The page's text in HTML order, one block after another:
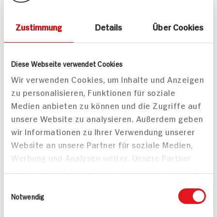
Zustimmung Details Über Cookies
Diese Webseite verwendet Cookies
Wir verwenden Cookies, um Inhalte und Anzeigen
zu personalisieren, Funktionen für soziale
Medien anbieten zu können und die Zugriffe auf
unsere Website zu analysieren. Außerdem geben
wir Informationen zu Ihrer Verwendung unserer
Website an unsere Partner für soziale Medien,
Werbung und Analysen weiter. Unsere Partner
bereitgestellt haben oder die sie im Rahmen
Notwendig
Wolfsbarsch im
55 min
Leicht